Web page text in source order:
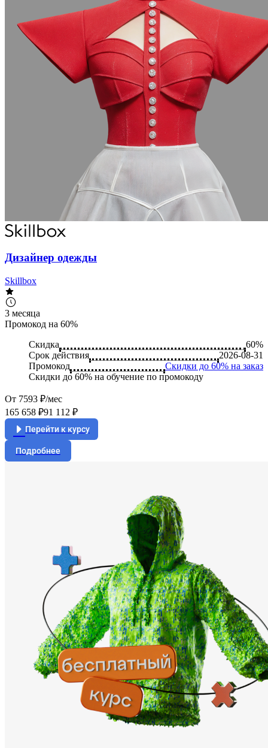
Дизайнер одежды
Skillbox
3 месяца
Промокод на 60%
Скидка
60%
Срок действия
2026-08-31
Промокод
Скидки до 60% на заказ
Скидки до 60% на обучение по промокоду
От 7593 ₽/мес
165 658 ₽91 112 ₽
Перейти к курсу
Подробнее